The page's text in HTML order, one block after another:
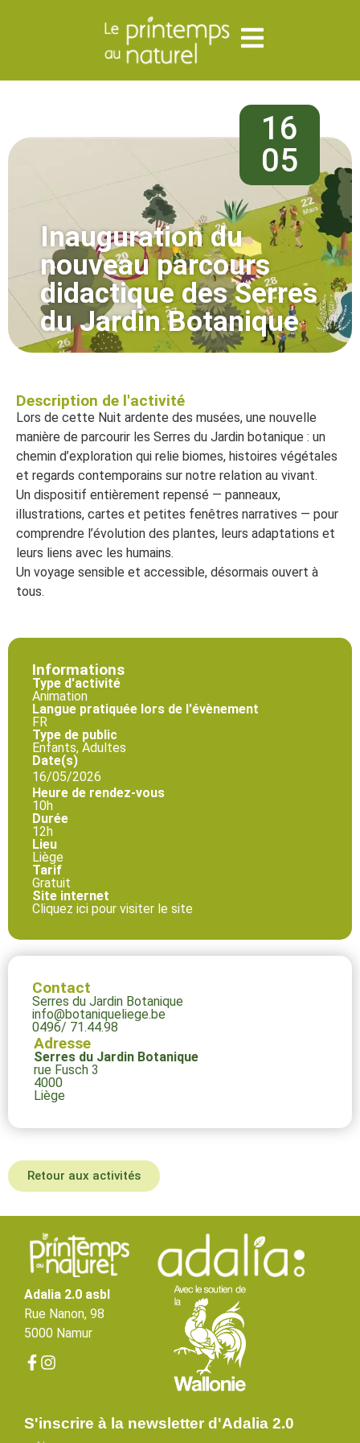
16
05
Inauguration du
nouveau parcours
didactique des Serres
du Jardin Botanique
Description de l'activité
Lors de cette Nuit ardente des musées, une nouvelle
manière de parcourir les Serres du Jardin botanique : un
chemin d’exploration qui relie biomes, histoires végétales
et regards contemporains sur notre relation au vivant.
Un dispositif entièrement repensé — panneaux,
illustrations, cartes et petites fenêtres narratives — pour
comprendre l’évolution des plantes, leurs adaptations et
leurs liens avec les humains.
Un voyage sensible et accessible, désormais ouvert à
tous.
Informations
Type d'activité
Animation
Langue pratiquée lors de l'évènement
FR
Type de public
Enfants, Adultes
Date(s)
16/05/2026
Heure de rendez-vous
10h
Durée
12h
Lieu
Liège
Tarif
Gratuit
Site internet
Cliquez ici pour visiter le site
Contact
Serres du Jardin Botanique
info@botaniqueliege.be
0496/ 71.44.98
Adresse
Serres du Jardin Botanique
rue Fusch 3
4000
Liège
Retour aux activités
Adalia 2.0 asbl
Rue Nanon, 98
5000 Namur
S'inscrire à la newsletter d'Adalia 2.0